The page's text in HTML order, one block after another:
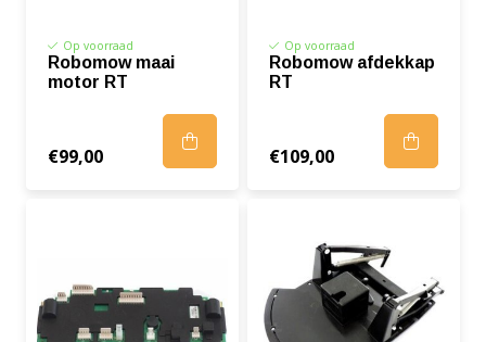
Op voorraad
Robomow maai
motor RT
€99,00
Op voorraad
Robomow afdekkap
RT
€109,00